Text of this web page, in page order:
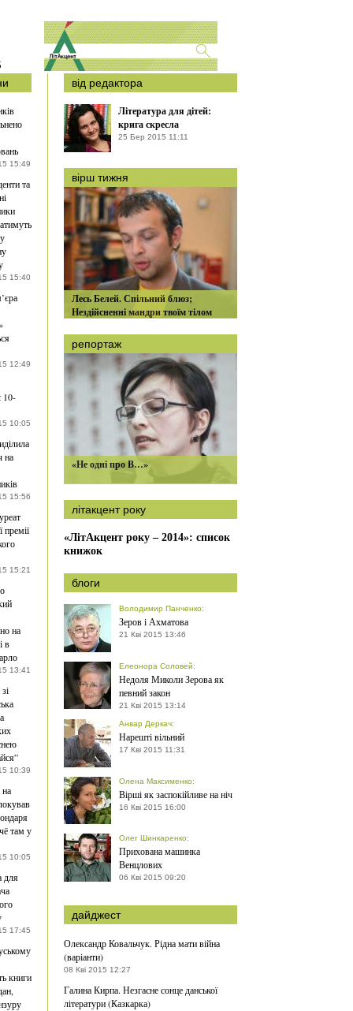
15:49
та
15:40
12:49
10-
10:05
на
15:56
премії
15:21
на
в
13:41
10:39
там у
10:05
для
17:45
книги
від редактора
Література для дітей:
крига скресла
25 Бер 2015 11:11
вірш тижня
Лесь Белей. Спільний блюз;
Нездійсненні мандри твоїм тілом
репортаж
«Не одні про В…»
літакцент року
«ЛітАкцент року – 2014»: список
книжок
блоги
Володимир Панченко:
Зеров і Ахматова
21 Кві 2015 13:46
Елеонора Соловей:
Недоля Миколи Зерова як
певний закон
21 Кві 2015 13:14
Анвар Деркач:
Нарешті вільний
17 Кві 2015 11:31
Олена Максименко:
Вірші як заспокійливе на ніч
16 Кві 2015 16:00
Олег Шинкаренко:
Прихована машинка
Венцлових
06 Кві 2015 09:20
дайджест
Олександр Ковальчук. Рідна мати війна
(варіанти)
08 Кві 2015 12:27
Галина Кирпа. Незгасне сонце данської
літератури (Казкарка)